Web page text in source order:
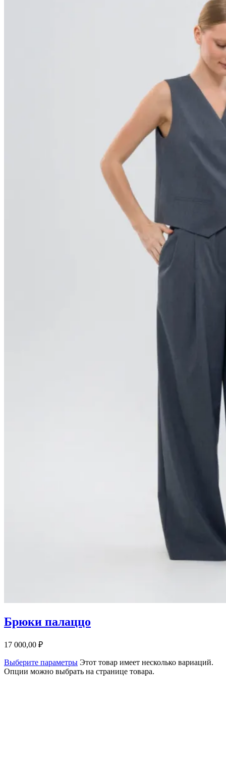
Брюки палаццо
17 000,00 ₽
Выберите параметры Этот товар имеет несколько вариаций.
Опции можно выбрать на странице товара.